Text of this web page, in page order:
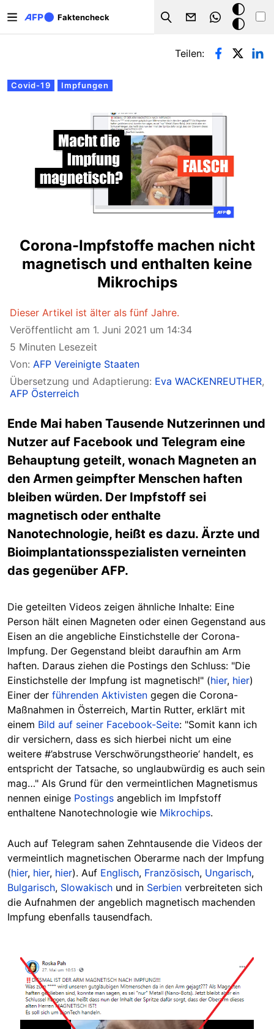
Faktencheck
Search
Dark
Mode
Primäre Reiter
Covid-19 Impfungen
Teilen:
Corona-Impfstoffe machen nicht
magnetisch und enthalten keine
Mikrochips
Dieser Artikel ist älter als fünf Jahre.
Veröffentlicht am 1. Juni 2021 um 14:34
5 Minuten Lesezeit
Von: AFP Vereinigte Staaten
Übersetzung und Adaptierung: Eva WACKENREUTHER,
AFP Österreich
Ende Mai haben Tausende Nutzerinnen und
Nutzer auf Facebook und Telegram eine
Behauptung geteilt, wonach Magneten an
den Armen geimpfter Menschen haften
bleiben würden. Der Impfstoff sei
magnetisch oder enthalte
Nanotechnologie, heißt es dazu. Ärzte und
Bioimplantationsspezialisten verneinten
das gegenüber AFP.
Die geteilten Videos zeigen ähnliche Inhalte: Eine
Person hält einen Magneten oder einen Gegenstand aus
Eisen an die angebliche Einstichstelle der Corona-
Impfung. Der Gegenstand bleibt daraufhin am Arm
haften. Daraus ziehen die Postings den Schluss: "Die
Einstichstelle der Impfung ist magnetisch!" (hier, hier)
Einer der führenden Aktivisten gegen die Corona-
Maßnahmen in Österreich, Martin Rutter, erklärt mit
einem Bild auf seiner Facebook-Seite: "Somit kann ich
dir versichern, dass es sich hierbei nicht um eine
weitere #’abstruse Verschwörungstheorie‘ handelt, es
entspricht der Tatsache, so unglaubwürdig es auch sein
mag…" Als Grund für den vermeintlichen Magnetismus
nennen einige Postings angeblich im Impfstoff
enthaltene Nanotechnologie wie Mikrochips.
Auch auf Telegram sahen Zehntausende die Videos der
vermeintlich magnetischen Oberarme nach der Impfung
(hier, hier, hier). Auf Englisch, Französisch, Ungarisch,
Bulgarisch, Slowakisch und in Serbien verbreiteten sich
die Aufnahmen der angeblich magnetisch machenden
Impfung ebenfalls tausendfach.
Image